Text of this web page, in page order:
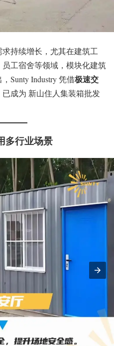
求持续增长，尤其在建筑工
工宿舍等领域，模块化建筑
Sunty Industry 凭借极速交
已成为 新山住人集装箱批发
多行业场景